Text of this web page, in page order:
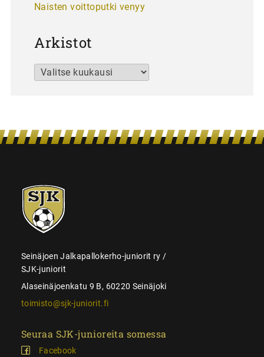
Naisten voittoputki venyy
Arkistot
Arkistot
SJK-
juniorit
Seinäjoen Jalkapallokerho-juniorit ry /
SJK-juniorit
Alaseinäjoenkatu 9 B, 60220 Seinäjoki
toimisto@sjk-juniorit.fi
Seuraa SJK-junioreita somessa
Facebook